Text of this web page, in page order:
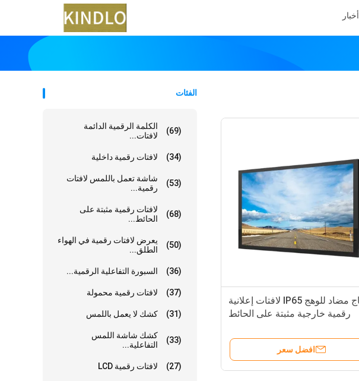
أخبار
الفئات
الكلمة الرقمية الدائمة
لافتات...
(69)
لافتات رقمية داخلية (34)
شاشة تعمل باللمس لافتات
رقمية...
(53)
لافتات رقمية مثبتة على
الحائط...
(68)
يعرض لافتات رقمية في الهواء
الطلق...
(50)
السبورة التفاعلية الرقمية... (36)
لافتات رقمية محمولة (37)
كشك لا يعمل باللمس (31)
كشك شاشة اللمس
التفاعلية...
(33)
لافتات رقمية LCD (27)
زجاج مضاد للوهج IP65 لافتات إعلانية
رقمية خارجية مثبتة على الحائط
افضل سعر